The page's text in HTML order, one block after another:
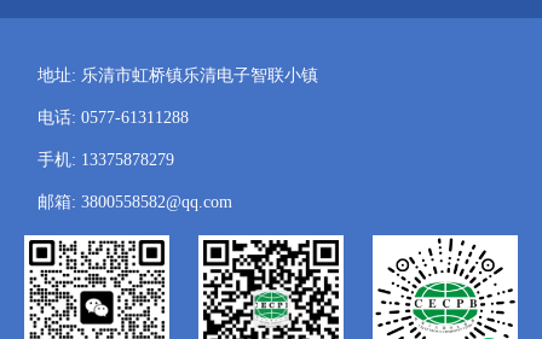
地址: 乐清市虹桥镇乐清电子智联小镇
电话: 0577-61311288
手机: 13375878279
邮箱: 3800558582@qq.com